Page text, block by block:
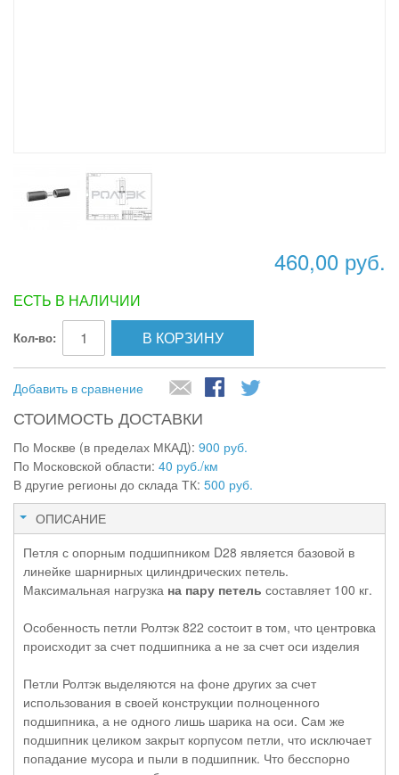
460,00 руб.
ЕСТЬ В НАЛИЧИИ
Кол-во: В КОРЗИНУ
Добавить в сравнение
СТОИМОСТЬ ДОСТАВКИ
По Москве (в пределах МКАД): 900 руб.
По Московской области: 40 руб./км
В другие регионы до склада ТК: 500 руб.
ОПИСАНИЕ
Петля с опорным подшипником D28 является базовой в
линейке шарнирных цилиндрических петель.
Максимальная нагрузка на пару петель составляет 100 кг.
Особенность петли Ролтэк 822 состоит в том, что центровка
происходит за счет подшипника а не за счет оси изделия
Петли Ролтэк выделяются на фоне других за счет
использования в своей конструкции полноценного
подшипника, а не одного лишь шарика на оси. Сам же
подшипник целиком закрыт корпусом петли, что исключает
попадание мусора и пыли в подшипник. Что бесспорно